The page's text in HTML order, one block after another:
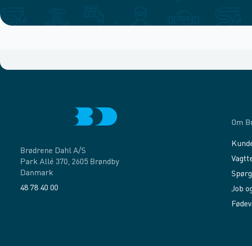
Brødrene Dahl A/S
Park Allé 370, 2605 Brøndby
Danmark
48 78 40 00
Om
Job